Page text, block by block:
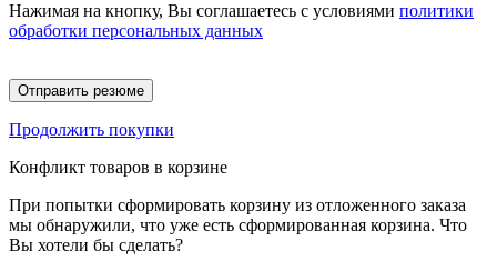
Нажимая на кнопку, Вы соглашаетесь с условиями политики
обработки персональных данных
Отправить резюме
Продолжить покупки
Конфликт товаров в корзине
При попытки сформировать корзину из отложенного заказа
мы обнаружили, что уже есть сформированная корзина. Что
Вы хотели бы сделать?